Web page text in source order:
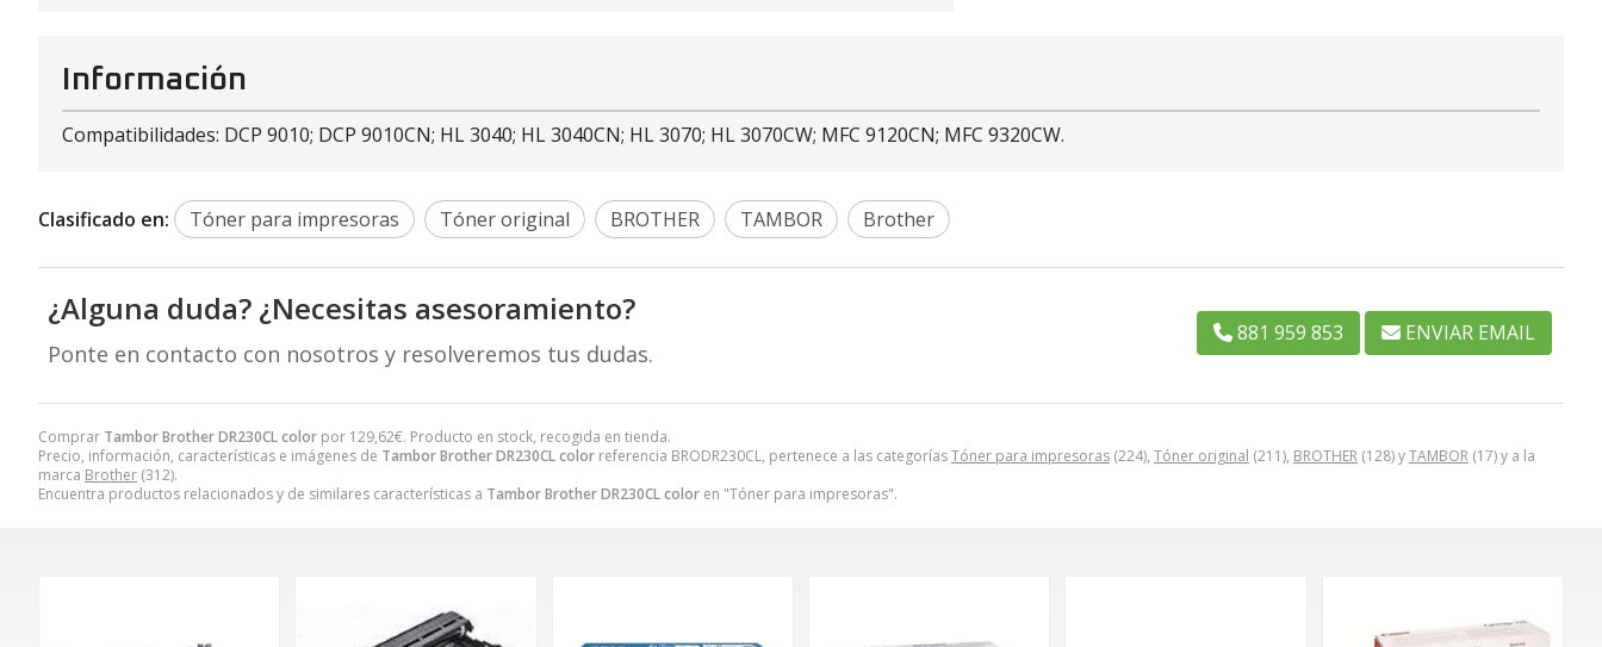
Comprar Tambor Brother DR230CL color por 129,62€. Producto en stock, recogida en tienda.
Precio, información, características e imágenes de Tambor Brother DR230CL color referencia BRODR230CL, pertenece a las categoríasTóner para impresoras (224), Tóner original (211), BROTHER (128) yTAMBOR (17) y a la
marca Brother (312).
Encuentra productos relacionados y de similares características a Tambor Brother DR230CL color en "Tóner para impresoras".
Información
Compatibilidades: DCP 9010; DCP 9010CN; HL 3040; HL 3040CN; HL 3070; HL 3070CW; MFC 9120CN; MFC 9320CW.
Clasificado en: Tóner para impresoras Tóner original BROTHER TAMBOR Brother
¿Alguna duda? ¿Necesitas asesoramiento?
Ponte en contacto con nosotros y resolveremos tus dudas.
881 959 853 ENVIAR EMAIL